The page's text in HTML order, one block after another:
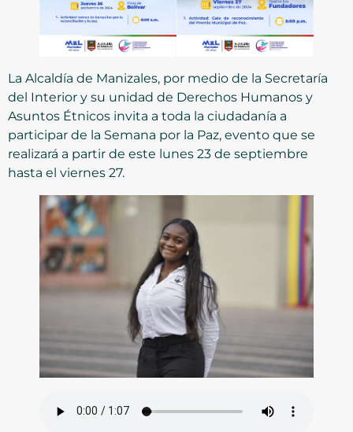
La Alcaldía de Manizales, por medio de la Secretaría
del Interior y su unidad de Derechos Humanos y
Asuntos Étnicos invita a toda la ciudadanía a
participar de la Semana por la Paz, evento que se
realizará a partir de este lunes 23 de septiembre
hasta el viernes 27.